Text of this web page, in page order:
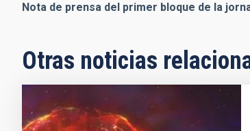
Nota de prensa del primer bloque de la
Otras noticias